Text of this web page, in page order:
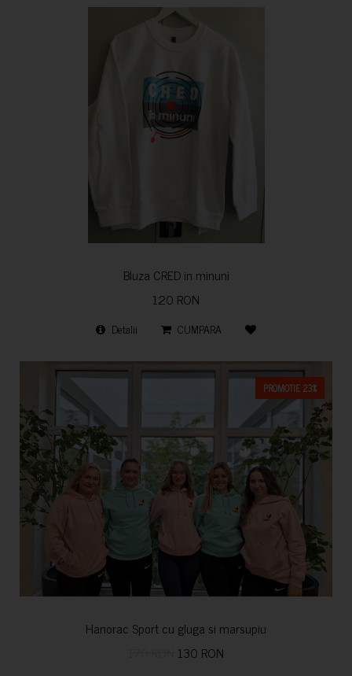
Bluza CRED in minuni
120 RON
Detalii CUMPARA
PROMOTIE 23%
Hanorac Sport cu gluga si marsupiu
130 RON